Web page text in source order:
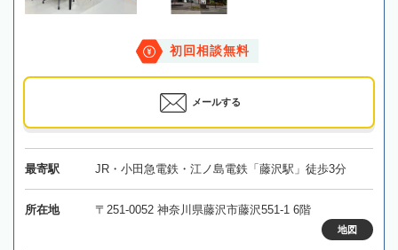
初回相談無料
メールする
最寄駅 JR・小田急電鉄・江ノ島電鉄「藤沢駅」徒歩3分
所在地 〒251-0052 神奈川県藤沢市藤沢551-1 6階
地図